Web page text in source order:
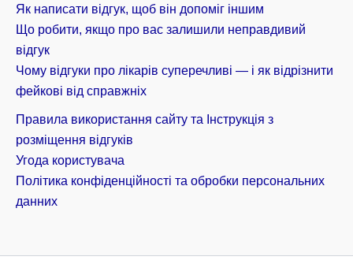
Як написати відгук, щоб він допоміг іншим
Що робити, якщо про вас залишили неправдивий
відгук
Чому відгуки про лікарів суперечливі — і як відрізнити
фейкові від справжніх
Правила використання сайту та Інструкція з
розміщення відгуків
Угода користувача
Політика конфіденційності та обробки персональних
данних